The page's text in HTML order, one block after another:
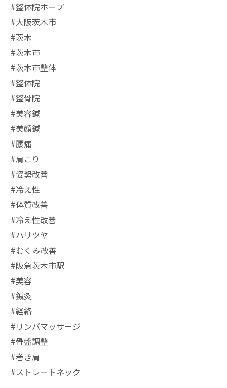
#整体院ホープ
#大阪茨木市
#茨木
#茨木市
#茨木市整体
#整体院
#整骨院
#美容鍼
#美顔鍼
#腰痛
#肩こり
#姿勢改善
#冷え性
#体質改善
#冷え性改善
#ハリツヤ
#むくみ改善
#阪急茨木市駅
⁡#美容
#鍼灸
#経絡
#リンパマッサージ
#骨盤調整
#巻き肩
#ストレートネック